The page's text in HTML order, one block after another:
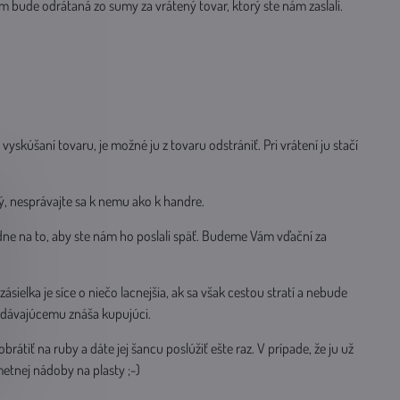
bude odrátaná zo sumy za vrátený tovar, ktorý ste nám zaslali.
tovaru, je možné ju z tovaru odstrániť. Pri vrátení ju stačí
nesprávajte sa k nemu ako k handre.
na to, aby ste nám ho poslali späť. Budeme Vám vďační za
je síce o niečo lacnejšia, ak sa však cestou stratí a nebude
znáša kupujúci.
na ruby a dáte jej šancu poslúžiť ešte raz. V prípade, že ju už
nádoby na plasty ;-)